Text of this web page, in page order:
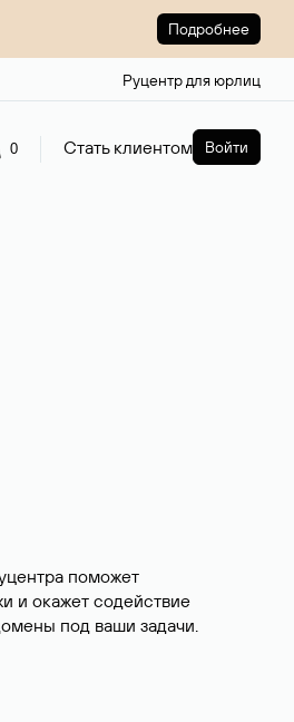
Подробнее
Руцентр для юрлиц
0 Стать клиентом Войти
поможет
и окажет содействие
под ваши задачи.